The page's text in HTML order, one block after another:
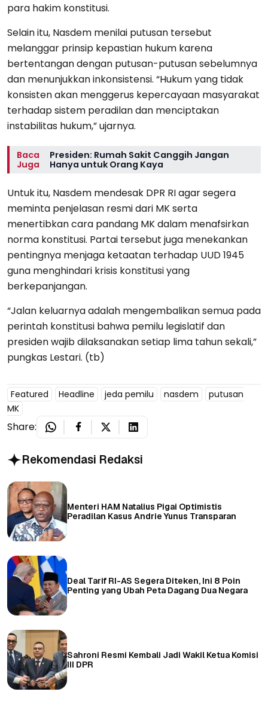
para hakim konstitusi.
Selain itu, Nasdem menilai putusan tersebut
melanggar prinsip kepastian hukum karena
bertentangan dengan putusan-putusan sebelumnya
dan menunjukkan inkonsistensi. “Hukum yang tidak
konsisten akan menggerus kepercayaan masyarakat
terhadap sistem peradilan dan menciptakan
instabilitas hukum,” ujarnya.
Baca
Juga
Presiden: Rumah Sakit Canggih Jangan
Hanya untuk Orang Kaya
Untuk itu, Nasdem mendesak DPR RI agar segera
meminta penjelasan resmi dari MK serta
menertibkan cara pandang MK dalam menafsirkan
norma konstitusi. Partai tersebut juga menekankan
pentingnya menjaga ketaatan terhadap UUD 1945
guna menghindari krisis konstitusi yang
berkepanjangan.
“Jalan keluarnya adalah mengembalikan semua pada
perintah konstitusi bahwa pemilu legislatif dan
presiden wajib dilaksanakan setiap lima tahun sekali,”
pungkas Lestari. (tb)
Featured Headline jeda pemilu nasdem
putusan
MK
Share:
Rekomendasi Redaksi
Menteri HAM Natalius Pigai Optimistis
Peradilan Kasus Andrie Yunus Transparan
Deal Tarif RI-AS Segera Diteken, Ini 8 Poin
Penting yang Ubah Peta Dagang Dua Negara
Sahroni Resmi Kembali Jadi Wakil Ketua Komisi
III DPR